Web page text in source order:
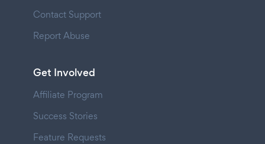
Contact Support
Report Abuse
Get Involved
Affiliate Program
Success Stories
Feature Requests